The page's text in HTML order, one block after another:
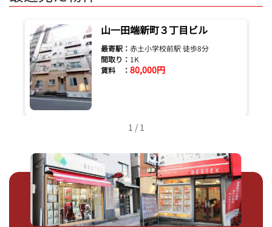
山一田端新町３丁目ビル
最寄駅： 赤土小学校前駅 徒歩8分
間取り： 1K
賃料 ： 80,000円
1 / 1